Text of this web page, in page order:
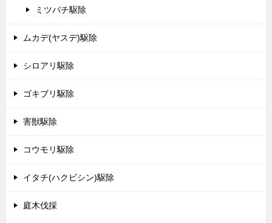
ミツバチ駆除
ムカデ(ヤスデ)駆除
シロアリ駆除
ゴキブリ駆除
害獣駆除
コウモリ駆除
イタチ(ハクビシン)駆除
庭木伐採